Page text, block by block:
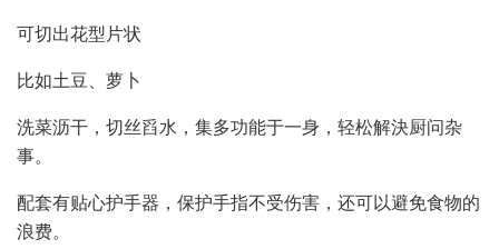
可切出花型片状
比如土豆、萝卜
洗菜沥干，切丝舀水，集多功能于一身，轻松解決厨问杂
事。
配套有贴心护手器，保护手指不受伤害，还可以避免食物的
浪费。